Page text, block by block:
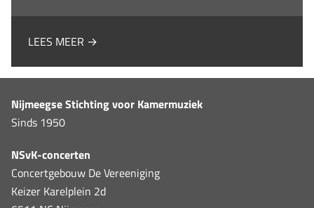
LEES MEER →
Nijmeegse Stichting voor Kamermuziek
Sinds 1950
NSvK-concerten
Concertgebouw De Vereeniging
Keizer Karelplein 2d